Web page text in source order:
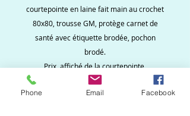
courtepointe en laine fait main au crochet
80x80, trousse GM, protège carnet de
santé avec étiquette brodée, pochon
brodé.
Prix affiché de la courtepointe.
Phone Email Facebook